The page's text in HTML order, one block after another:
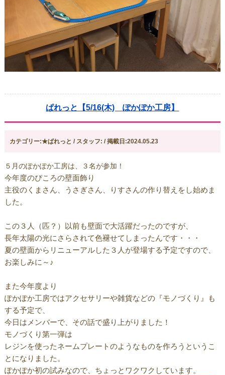
ぱれっと【5/16(木) ぽかぽか工房】
カテゴリー:★ぱれっと / スタッフ: / 掲載日:2024.05.23
５月のぽかぽか工房は、３名が参加！
今年度のぴころの壁面飾り
主役のくまさん、うさぎさん、りすさんの作り替えをし始めま
した。
この３人（匹？）以前も壁面で大活躍だったのですが、
長年太陽の光にさらされて色褪せてしまったんです・・・
夏の壁面からリニューアルした３人が登場する予定ですので、
お楽しみに～♪
また今年度より
ぽかぽか工房ではアクセサリーや雑貨などの『モノづくり』も
する予定で、
今日はメンバーで、その話で盛り上がりました！
モノづくり第一弾は
レジンを使ったネームプレートのようなものを作ろうというこ
とになりました。
ぽかぽか初の試みなので、ちょっとワクワクしています。